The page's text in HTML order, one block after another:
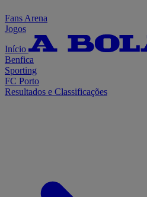
Fans Arena
Jogos
Início
Benfica
Sporting
FC Porto
Resultados e Classificações